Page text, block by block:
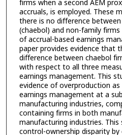
firms when a second AEM
accruals, is employed. These
there is no difference
(chaebol) and non-family
of accrual-based earnings
paper provides evidence that
difference between chaebol
with respect to all three
earnings management. This
evidence of overproduction
earnings management at a
manufacturing industries,
containing firms in both
manufacturing industries.
control-ownership disparity